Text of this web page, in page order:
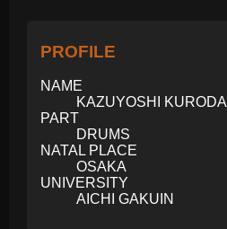
PROFILE
NAME
KAZUYOSHI KURODA
PART
DRUMS
NATAL PLACE
OSAKA
UNIVERSITY
AICHI GAKUIN